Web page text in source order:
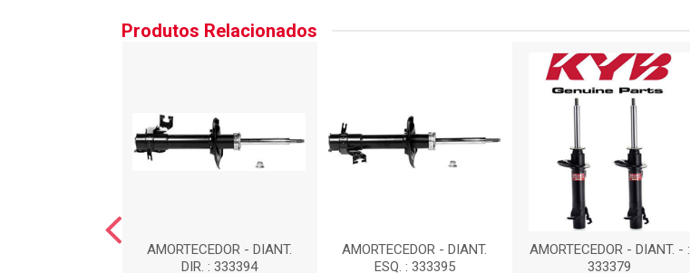
Produtos Relacionados
AMORTECEDOR - DIANT.
DIR. : 333394
AMORTECEDOR - DIANT.
ESQ. : 333395
AMORTECEDOR - DIANT. - :
333379